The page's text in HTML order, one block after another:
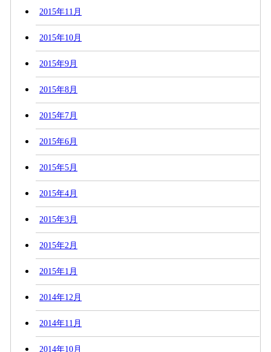
2015年11月
2015年10月
2015年9月
2015年8月
2015年7月
2015年6月
2015年5月
2015年4月
2015年3月
2015年2月
2015年1月
2014年12月
2014年11月
2014年10月